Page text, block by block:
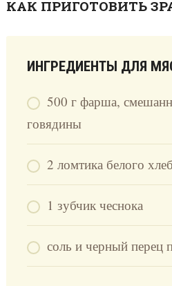
КАК ПРИГОТОВИТЬ
ИНГРЕДИЕНТЫ ДЛЯ
500 г фарша,
говядины
2 ломтика белого
1 зубчик чеснока
соль и черный перец